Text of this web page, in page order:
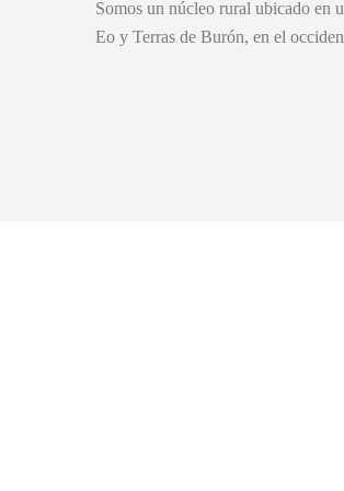
Somos un núcleo rural ubicado en
Eo y Terras de Burón, en el